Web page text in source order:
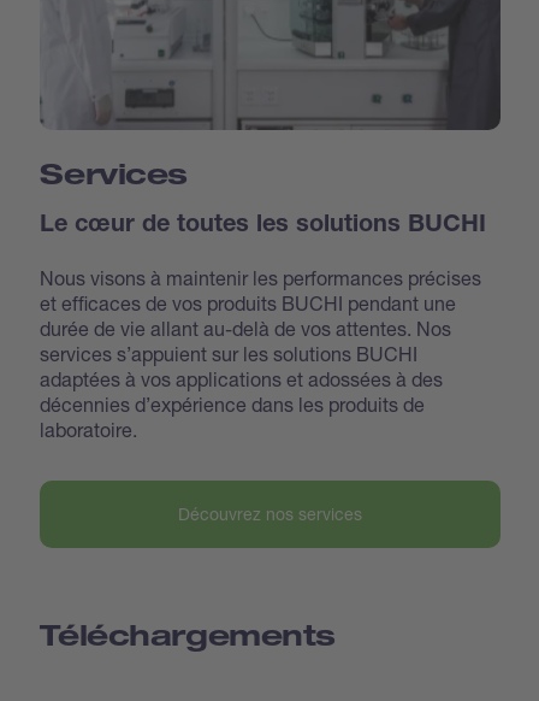
Services
Le cœur de toutes les solutions BUCHI
Nous visons à maintenir les performances précises
et efficaces de vos produits BUCHI pendant une
durée de vie allant au-delà de vos attentes. Nos
services s’appuient sur les solutions BUCHI
adaptées à vos applications et adossées à des
décennies d’expérience dans les produits de
laboratoire.
Découvrez nos services
Téléchargements